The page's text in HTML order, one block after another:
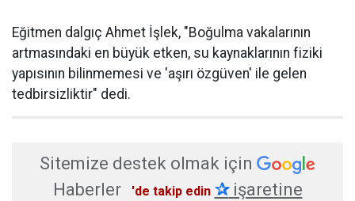
Eğitmen dalgıç Ahmet İşlek, "Boğulma vakalarının
artmasındaki en büyük etken, su kaynaklarının fiziki
yapısının bilinmemesi ve 'aşırı özgüven' ile gelen
tedbirsizliktir" dedi.
Sitemize destek olmak için
Haberler
'de takip edin ✰işaretine